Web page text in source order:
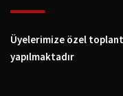
Üyelerimize özel
yapılmaktadır